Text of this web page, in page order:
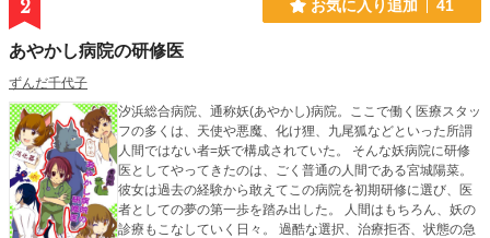
2 お気に入り追加 41
あやかし病院の研修医
ずんだ千代子
汐浜総合病院、通称妖(あやかし)病院。ここで働く医療スタッ
フの多くは、天使や悪魔、化け狸、九尾狐などといった所謂
人間ではない者=妖で構成されていた。 そんな妖病院に研修
医としてやってきたのは、ごく普通の人間である宮城陽菜。
彼女は過去の経験から敢えてこの病院を初期研修に選び、医
者としての夢の第一歩を踏み出した。 人間はもちろん、妖の
診療もこなしていく日々。 過酷な選択、治療拒否、状態の急